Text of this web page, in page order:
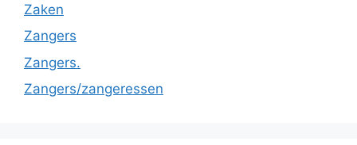
Zaken
Zangers
Zangers.
Zangers/zangeressen